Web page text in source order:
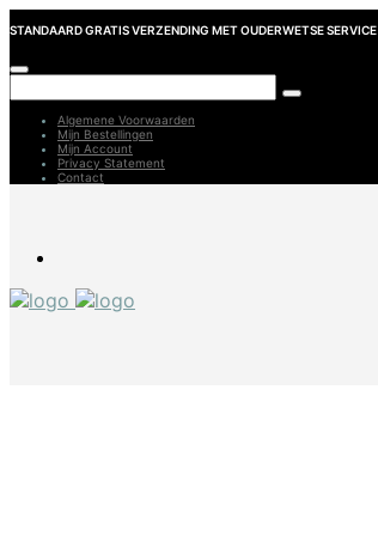
STANDAARD GRATIS VERZENDING MET OUDERWETSE SERVICE
Algemene Voorwaarden
Mijn Bestellingen
Mijn Account
Privacy Statement
Contact